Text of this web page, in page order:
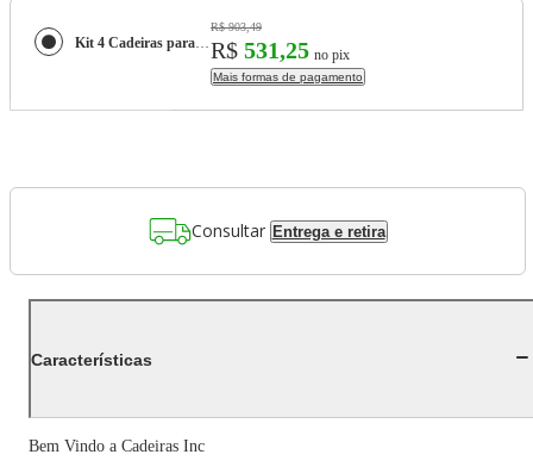
Kit 4 Cadeiras para Sala de Jantar Charles Eames Eiffel Branca
R$ 903,49
R$ 531,25 no pix
Mais formas de pagamento
Consultar Entrega e retira
Características
Bem Vindo a Cadeiras Inc